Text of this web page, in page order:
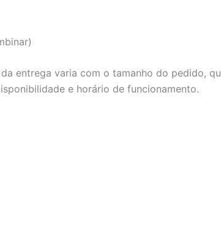
entrega varia com o tamanho do pedido,
e horário de funcionamento.